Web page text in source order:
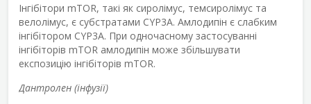
Інгібітори mTOR, такі як сиролімус, темсиролімус та
велолімус, є субстратами CYP3A. Амлодипін є слабким
інгібітором CYP3A. При одночасному застосуванні
інгібіторів mTOR амлодипін може збільшувати
експозицію інгібіторів mTOR.
Дантролен (інфузії)